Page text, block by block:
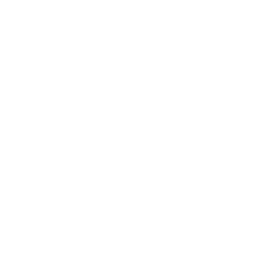
verksted,dekkhotel og
Trondheim,
Mysen, Steinkjer, Verdal,
for oss, ta kontakt med en